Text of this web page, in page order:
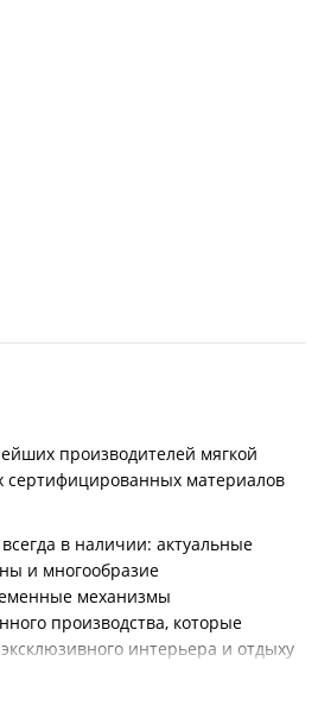
производителей мягкой
сертифицированных материалов
в наличии: актуальные
и многообразие
механизмы
производства, которые
интерьера и отдыху